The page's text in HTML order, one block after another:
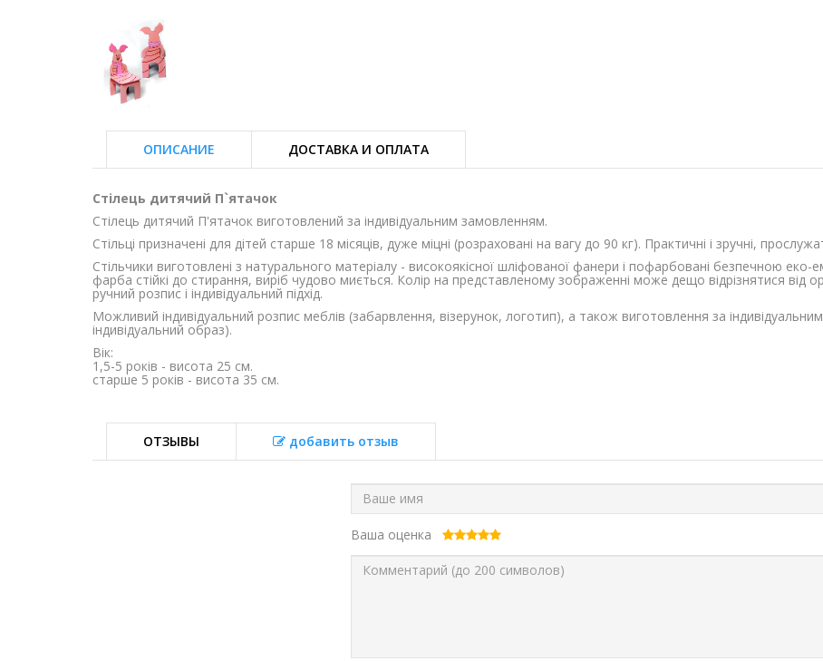
ОПИСАНИЕ ДОСТАВКА И ОПЛАТА
Стілець дитячий П`ятачок
Стілець дитячий П'ятачок виготовлений за індивідуальним замовленням.
Стільці призначені для дітей старше 18 місяців, дуже міцні (розраховані на вагу до 90 кг). Практичні і зручні,
Стільчики виготовлені з натурального матеріалу - високоякісної шліфованої фанери і пофарбовані безпечною
фарба стійкі до стирання, виріб чудово миється. Колір на представленому зображенні може дещо відрізнятися від
ручний розпис і індивідуальний підхід.
Можливий індивідуальний розпис меблів (забарвлення, візерунок, логотип), а також виготовлення за
індивідуальний образ).
Вік:
1,5-5 років - висота 25 см.
старше 5 років - висота 35 см.
ОТЗЫВЫ добавить отзыв
Ваша оценка